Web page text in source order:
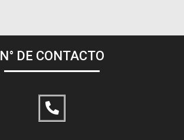
N° DE CONTACTO